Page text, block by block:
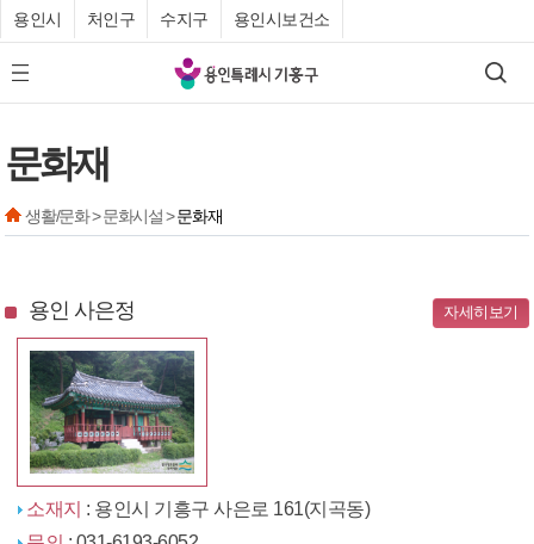
용인시 처인구 수지구 용인시보건소
모바일 메뉴 버튼
기
흥
검색
문화재
생활/문화 > 문화시설 >문화재
용인 사은정
소재지 : 용인시 기흥구 사은로 161(지곡동)
자세히보기